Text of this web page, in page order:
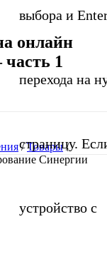
выбора и
перехода на
страницу.
устройство с
онлайн
1
/Товары/
Синергии